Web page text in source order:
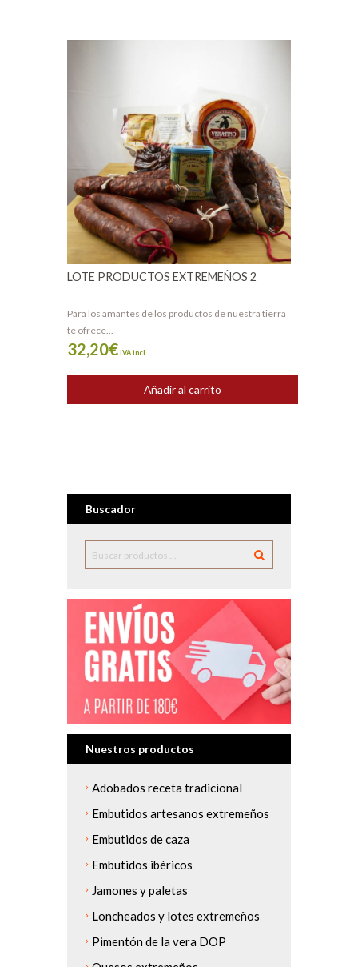
LOTE PRODUCTOS EXTREMEÑOS 2
Para los amantes de los productos de nuestra tierra
te ofrece...
32,20€IVA incl.
Añadir al carrito
Buscador
Nuestros productos
Adobados receta tradicional
Embutidos artesanos extremeños
Embutidos de caza
Embutidos ibéricos
Jamones y paletas
Loncheados y lotes extremeños
Pimentón de la vera DOP